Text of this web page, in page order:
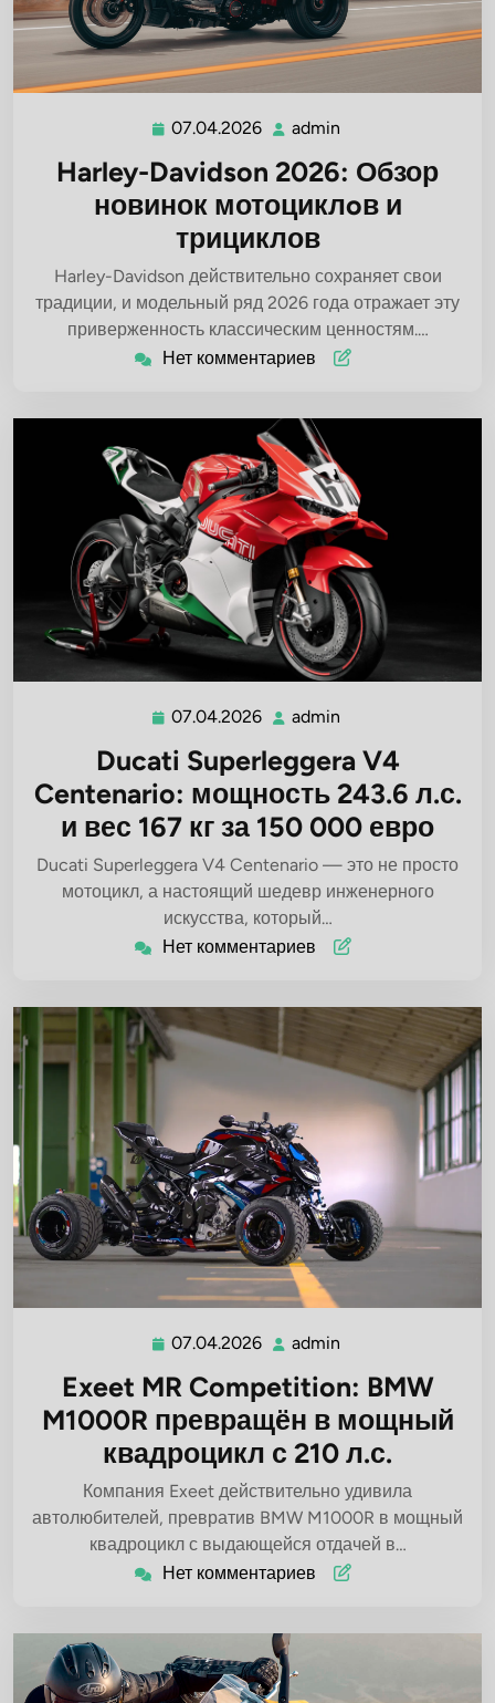
07.04.2026 07.04.2026
admin
Harley-Davidson 2026: Обзор
новинок мотоциклoв и
трициклов
Harley-Davidson действительно сохраняет свои
традиции, и модельный ряд 2026 года отражает эту
приверженность классическим ценностям.…
Нет комментариев
07.04.2026 07.04.2026
admin
Ducati Superleggera V4
Centenario: мощность 243.6 л.с.
и вес 167 кг за 150 000 евро
Ducati Superleggera V4 Centenario — это не просто
мотоцикл, а настоящий шедевр инженерного
искусства, который…
Нет комментариев
07.04.2026 07.04.2026
admin
Exeet MR Competition: BMW
M1000R превращён в мощный
квадроцикл с 210 л.с.
Компания Exeet действительно удивила
автолюбителей, превратив BMW M1000R в мощный
квадроцикл с выдающейся отдачей в…
Нет комментариев